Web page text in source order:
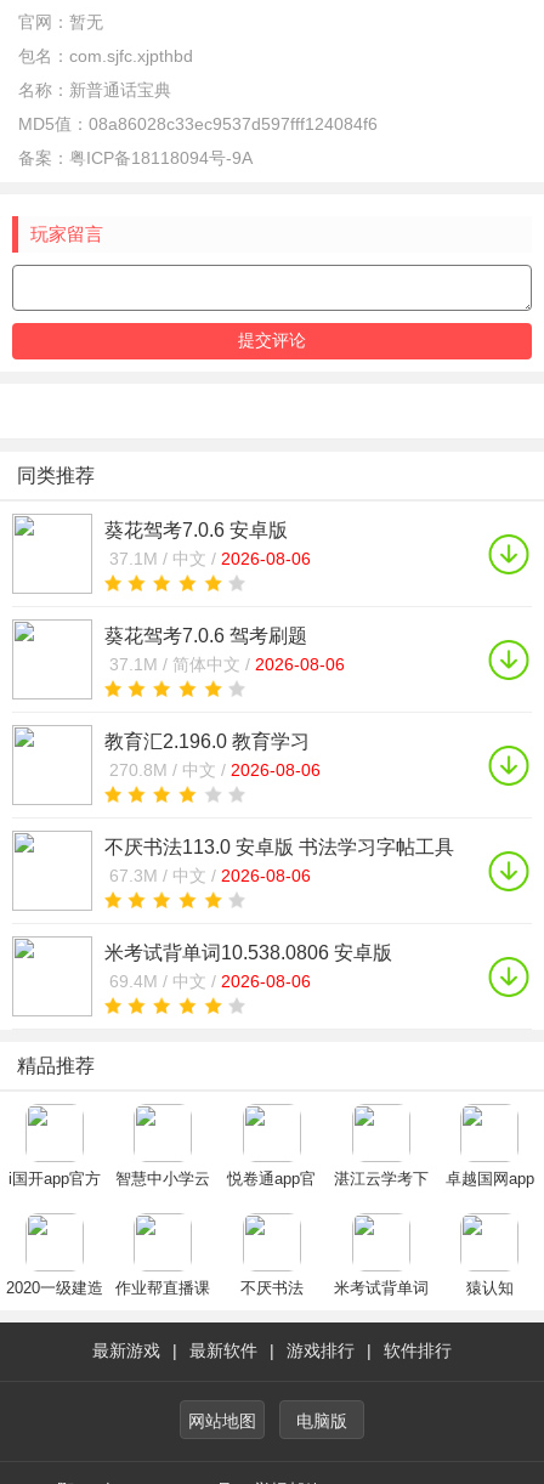
官网： 暂无
包名： com.sjfc.xjpthbd
名称： 新普通话宝典
MD5值： 08a86028c33ec9537d597fff124084f6
备案： 粤ICP备18118094号-9A
玩家留言
同类推荐
葵花驾考7.0.6 安卓版
37.1M / 中文 / 2026-08-06
葵花驾考7.0.6 驾考刷题
37.1M / 简体中文 / 2026-08-06
教育汇2.196.0 教育学习
270.8M / 中文 / 2026-08-06
不厌书法113.0 安卓版 书法学习字帖工具
67.3M / 中文 / 2026-08-06
米考试背单词10.538.0806 安卓版
69.4M / 中文 / 2026-08-06
精品推荐
i国开app官方
2024最新版
智慧中小学云
下载2024最新
悦卷通app官
新版
湛江云学考下
卓越国网app
2020一级建造
作业帮直播课
不厌书法 米考试背单词 猿认知
最新游戏 | 最新软件 | 游戏排行 | 软件排行
网站地图 电脑版